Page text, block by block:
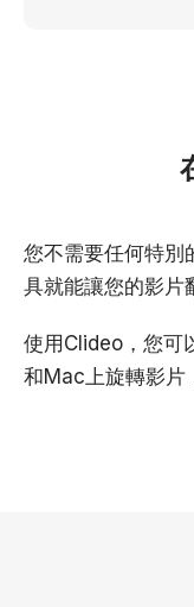
您不需要任何特別
具就能讓您的影片
使用Clideo，您可
和Mac上旋轉影片